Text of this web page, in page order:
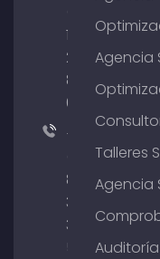
176
204
801
64
+49
89
380
375
Agencia
Talleres
Agencia
Auditoría